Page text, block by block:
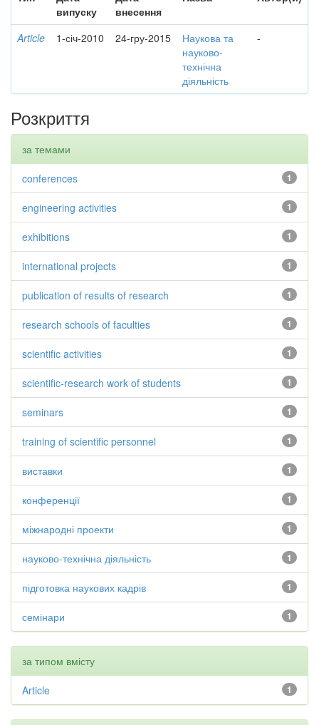
випуску
внесення
Article 1-січ-2010 24-гру-2015
Наукова та
науково-
технічна
діяльність
-
Розкриття
за темами
1
conferences
1
engineering activities
1
exhibitions
1
international projects
1
publication of results of research
1
research schools of faculties
1
scientific activities
1
scientific-research work of students
1
seminars
1
training of scientific personnel
1
виставки
1
конференції
1
міжнародні проекти
1
науково-технічна діяльність
1
підготовка наукових кадрів
1
семінари
за типом вмісту
1
Article